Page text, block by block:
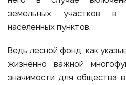
земельных участков в
населенных пунктов.
Ведь лесной фонд, как
жизненно важной
значимости для общества